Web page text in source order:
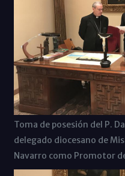
Toma de posesión del P.
delegado diocesano de
Navarro como Promotor